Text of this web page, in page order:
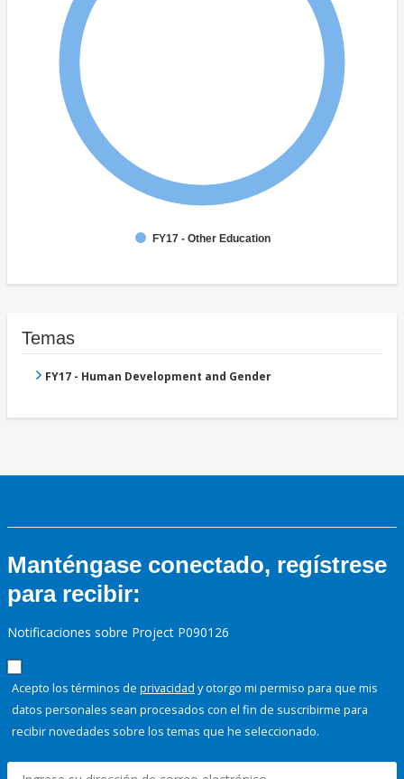
FY17 - Other Education
Temas
FY17 - Human Development and Gender
Manténgase conectado, regístrese
para recibir:
Notificaciones sobre Project P090126
Acepto los términos de privacidad y otorgo mi permiso para que mis
datos personales sean procesados con el fin de suscribirme para
recibir novedades sobre los temas que he seleccionado.